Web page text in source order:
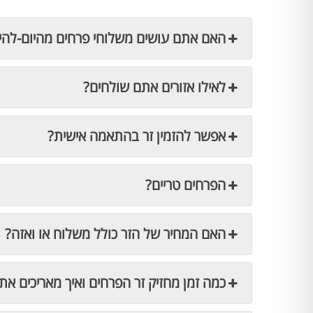
האם אתם עושים משלוחי פרחים מהיום-
לאילו אזורים אתם שולחים?
אפשר להזמין זר בהתאמה אישית?
הפרחים טריים?
האם המחיר של הזר כולל משלוח או ואזה?
כמה זמן מחזיק זר הפרחים ואיך מאריכים את